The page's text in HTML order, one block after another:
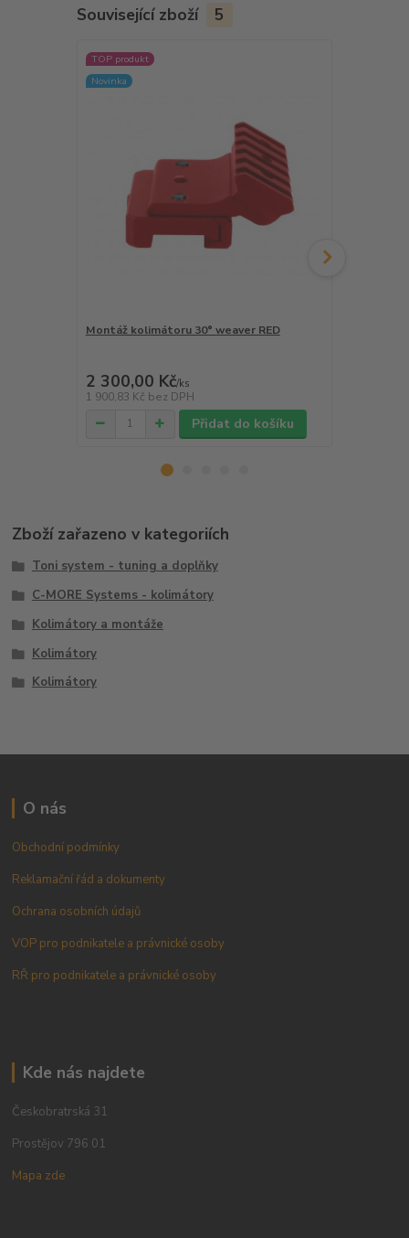
Související zboží 5
TOP produkt
Novinka
Montáž kolimátoru 30° weaver RED
2 300,00 Kč/ks
1 900,83 Kč bez DPH
Přidat do košíku
Zboží zařazeno v kategoriích
Toni system - tuning a doplňky
C-MORE Systems - kolimátory
Kolimátory a montáže
Kolimátory
Kolimátory
O nás
Obchodní podmínky
Reklamační řád a dokumenty
Ochrana osobních údajů
VOP pro podnikatele a právnické osoby
RŘ pro podnikatele a právnické osoby
Kde nás najdete
Českobratrská 31
Prostějov 796 01
Mapa zde